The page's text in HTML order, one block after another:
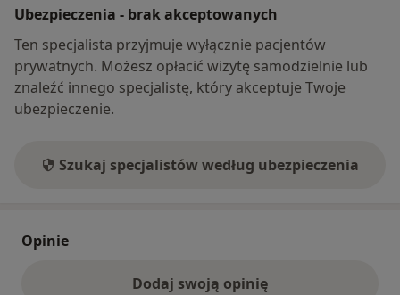
Ubezpieczenia - brak akceptowanych
Ten specjalista przyjmuje wyłącznie pacjentów
prywatnych. Możesz opłacić wizytę samodzielnie lub
znaleźć innego specjalistę, który akceptuje Twoje
ubezpieczenie.
Szukaj specjalistów według ubezpieczenia
Opinie
Dodaj swoją opinię